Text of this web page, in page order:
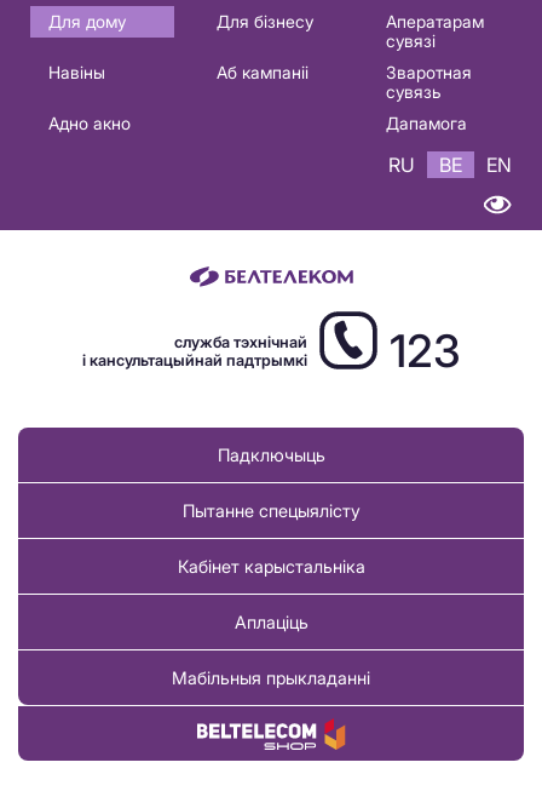
Основная
навигация
Для дому Для бізнесу
Аператарам
сувязі
Навіны
Аб кампаніі
Зваротная
сувязь
Адно акно
Дапамога
RU BE EN
служба тэхнічнай
і кансультацыйнай падтрымкі
123
Падключыць
Пытанне спецыялісту
Кабінет карыстальніка
Аплаціць
Мабільныя прыкладанні
Купіць тавар